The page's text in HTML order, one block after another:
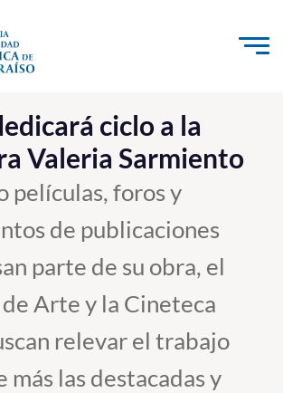
al contenido
e Innovación
el Medio
ciclo a la
Valeria Sarmiento
películas, foros y
de publicaciones
parte de su obra, el
Arte y la Cineteca
relevar el trabajo
más las destacadas y